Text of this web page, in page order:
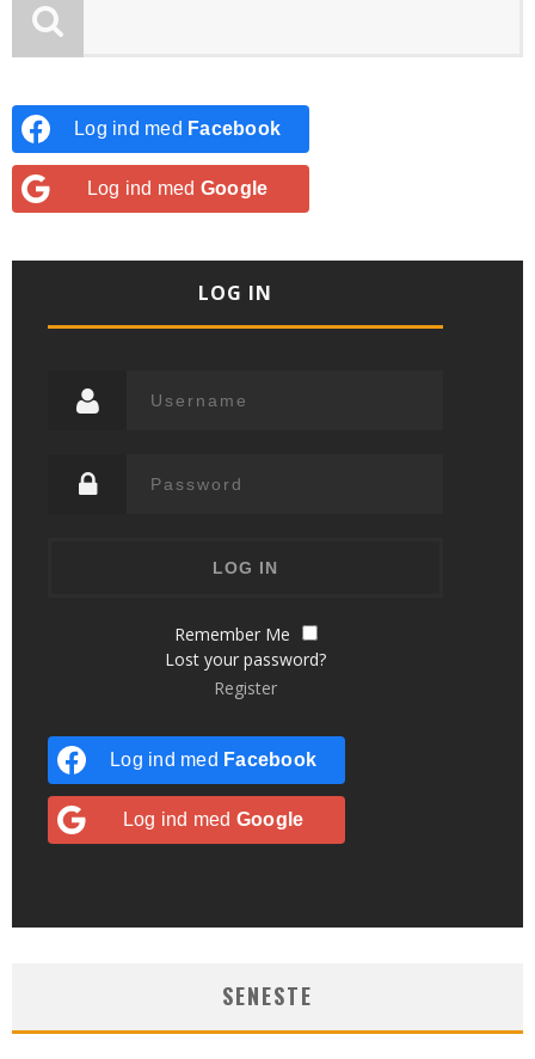
Log ind med Facebook
Log ind med Google
LOG IN
Remember Me
Lost your password?
Register
Log ind med Facebook
Log ind med Google
SENESTE